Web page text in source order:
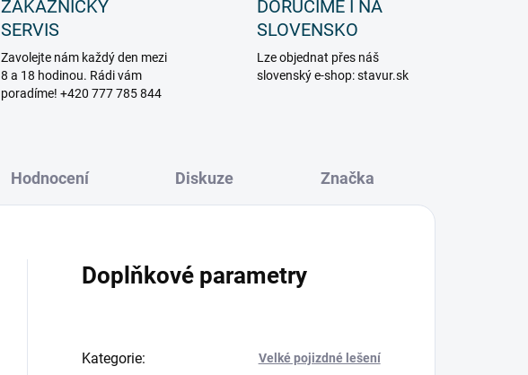
ZÁKAZNICKÝ
SERVIS
Zavolejte nám každý den mezi
8 a 18 hodinou. Rádi vám
poradíme! +420 777 785 844
DORUČÍME I NA
SLOVENSKO
Lze objednat přes náš
slovenský e-shop: stavur.sk
Hodnocení Diskuze Značka
Doplňkové parametry
Kategorie: Velké pojizdné lešení